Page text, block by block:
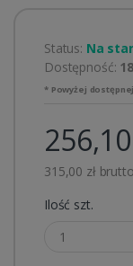
Status: Na
Dostępność:
* Powyżej
256,10
315,00 zł brutto
Ilość szt.